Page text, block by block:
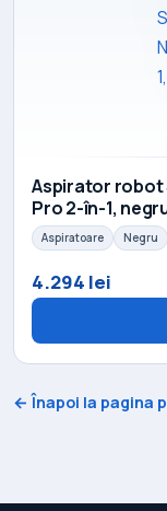
Aspirator robot
Pro 2-în-1,
Aspiratoare Negru
4.294 lei
← Înapoi la pagina